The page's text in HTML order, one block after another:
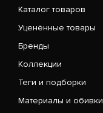
Каталог товаров
Уценённые товары
Бренды
Коллекции
Теги и подборки
Материалы и обивки